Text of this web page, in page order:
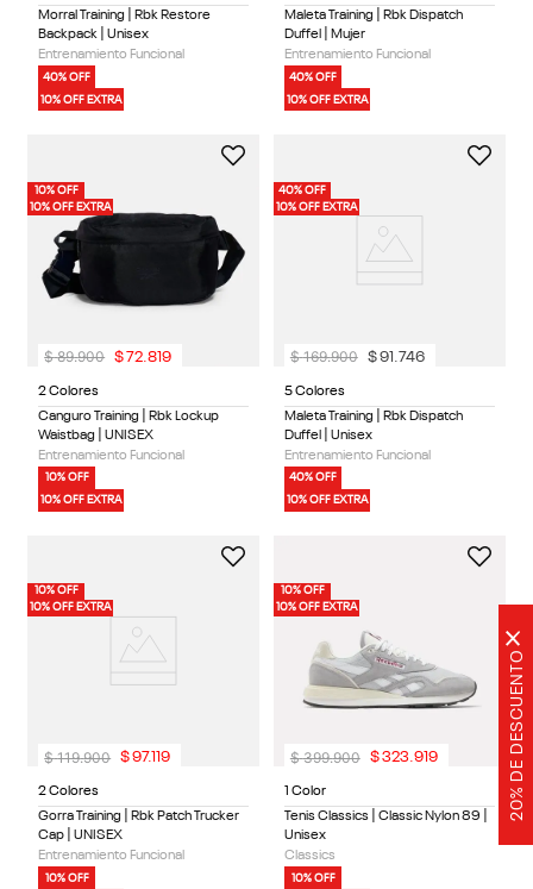
20% DE DESCUENTO
×
Morral Training | Rbk Restore
Backpack | Unisex
Entrenamiento Funcional
40% OFF
10% OFF EXTRA
Maleta Training | Rbk Dispatch
Duffel | Mujer
Entrenamiento Funcional
40% OFF
10% OFF EXTRA
10% OFF
10% OFF EXTRA
2 Colores
Canguro Training | Rbk Lockup
Waistbag | UNISEX
Entrenamiento Funcional
10% OFF
10% OFF EXTRA
$ 89.900 $72.819
40% OFF
10% OFF EXTRA
5 Colores
Maleta Training | Rbk Dispatch
Duffel | Unisex
Entrenamiento Funcional
40% OFF
10% OFF EXTRA
$ 169.900 $91 .746
10% OFF
10% OFF EXTRA
2 Colores
Gorra Training | Rbk Patch Trucker
Cap | UNISEX
Entrenamiento Funcional
10% OFF
$ 119.900 $97. 119
10% OFF
10% OFF EXTRA
1 Color
Tenis Classics | Classic Nylon 89 |
Unisex
Classics
10% OFF
$ 399.900 $323.919